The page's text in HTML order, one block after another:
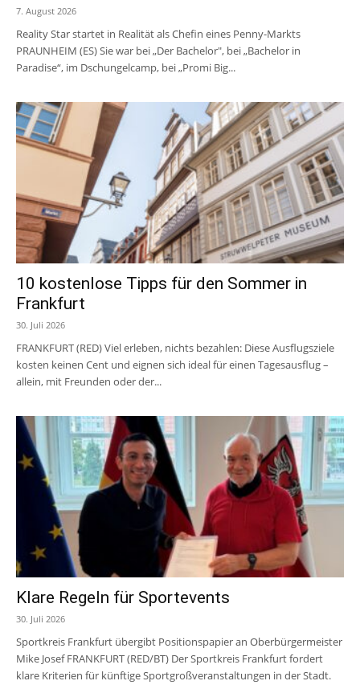
7. August 2026
Reality Star startet in Realität als Chefin eines Penny-Markts
PRAUNHEIM (ES) Sie war bei „Der Bachelor", bei „Bachelor in
Paradise“, im Dschungelcamp, bei „Promi Big...
10 kostenlose Tipps für den Sommer in
Frankfurt
30. Juli 2026
FRANKFURT (RED) Viel erleben, nichts bezahlen: Diese Ausflugsziele
kosten keinen Cent und eignen sich ideal für einen Tagesausflug –
allein, mit Freunden oder der...
Klare Regeln für Sportevents
30. Juli 2026
Sportkreis Frankfurt übergibt Positionspapier an Oberbürgermeister
Mike Josef FRANKFURT (RED/BT) Der Sportkreis Frankfurt fordert
klare Kriterien für künftige Sportgroßveranstaltungen in der Stadt.